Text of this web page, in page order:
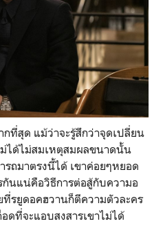
ที่สุด แม้ว่าจะรู้สึกว่าจุดเปลี่ยน
ได้ไม่สมเหตุสมผลขนาดนั้น
รถมาตรงนี้ได้ เขาค่อยๆหยอด
กันแน่คือวิธีการต่อสู้กับความอ
รยูดอคฮวานก็ตีความตัวละคร
ที่จะแอบสงสารเขาไม่ได้